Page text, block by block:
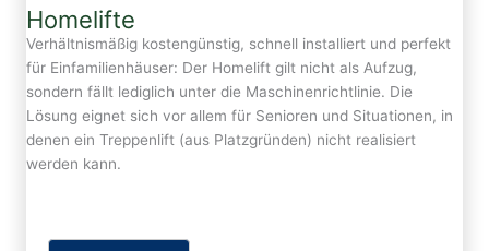
Homelifte
Verhältnismäßig kostengünstig, schnell installiert und perfekt
für Einfamilienhäuser: Der Homelift gilt nicht als Aufzug,
sondern fällt lediglich unter die Maschinenrichtlinie. Die
Lösung eignet sich vor allem für Senioren und Situationen, in
denen ein Treppenlift (aus Platzgründen) nicht realisiert
werden kann.